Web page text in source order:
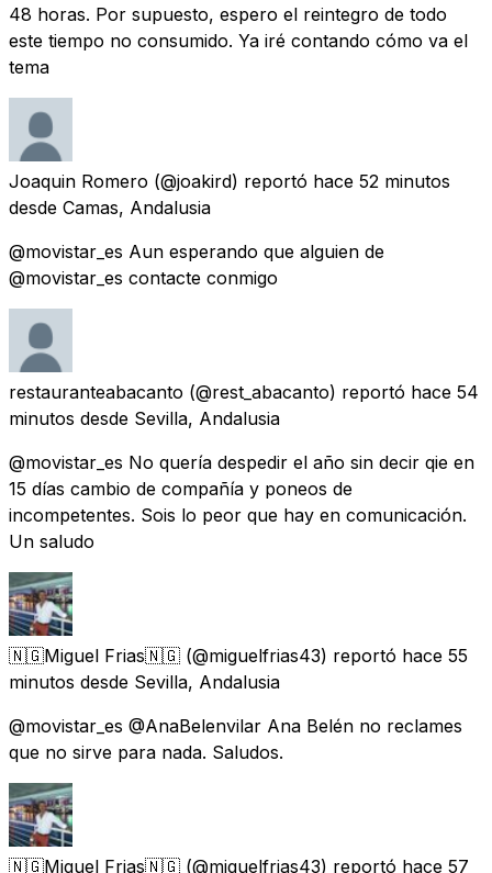
48 horas. Por supuesto, espero el reintegro de todo
este tiempo no consumido. Ya iré contando cómo va el
tema
Joaquin Romero (@joakird) reportó hace 52 minutos
desde Camas, Andalusia
@movistar_es Aun esperando que alguien de
@movistar_es contacte conmigo
restauranteabacanto (@rest_abacanto) reportó hace 54
minutos desde Sevilla, Andalusia
@movistar_es No quería despedir el año sin decir qie en
15 días cambio de compañía y poneos de
incompetentes. Sois lo peor que hay en comunicación.
Un saludo
🇳🇬Miguel Frias🇳🇬 (@miguelfrias43) reportó hace 55
minutos desde Sevilla, Andalusia
@movistar_es @AnaBelenvilar Ana Belén no reclames
que no sirve para nada. Saludos.
🇳🇬Miguel Frias🇳🇬 (@miguelfrias43) reportó hace 57